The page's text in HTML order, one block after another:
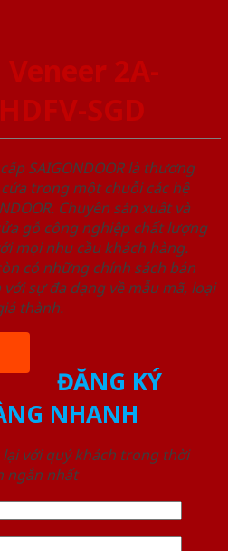
2A-
SGD
SAIGONDOOR là thương
trong một chuỗi các hệ
Chuyên sản xuất và
gỗ công nghiệp chất lượng
mọi nhu cầu khách hàng.
có những chính sách bán
sự đa dạng về mẫu mã, loại
thành.
ĐĂNG KÝ
NHANH
lại với quý khách trong thời
ngắn nhất